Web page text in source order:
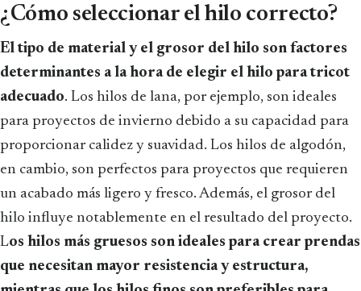
¿Cómo seleccionar el hilo correcto?
El tipo de material y el grosor del hilo son factores
determinantes a la hora de elegir el hilo para tricot
adecuado. Los hilos de lana, por ejemplo, son ideales
para proyectos de invierno debido a su capacidad para
proporcionar calidez y suavidad. Los hilos de algodón,
en cambio, son perfectos para proyectos que requieren
un acabado más ligero y fresco. Además, el grosor del
hilo influye notablemente en el resultado del proyecto.
Los hilos más gruesos son ideales para crear prendas
que necesitan mayor resistencia y estructura,